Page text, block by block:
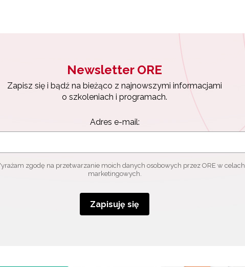
Newsletter ORE
Zapisz się i bądź na bieżąco z najnowszymi informacjami
o szkoleniach i programach.
Adres e-mail:
zgodę na przetwarzanie moich danych osobowych przez ORE w celach
marketingowych.
Zapisuję się